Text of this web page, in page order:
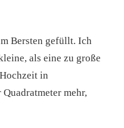
Bersten gefüllt. Ich
als eine zu große
in
mehr,